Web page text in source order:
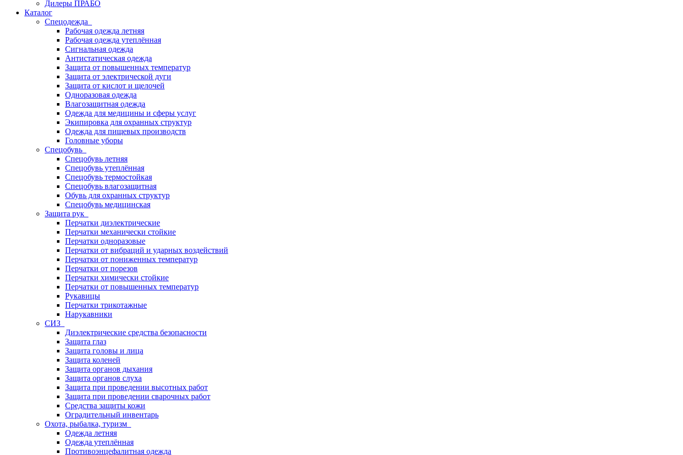
Дилеры ПРАБО
Каталог
Спецодежда
Рабочая одежда летняя
Рабочая одежда утеплённая
Сигнальная одежда
Антистатическая одежда
Защита от повышенных температур
Защита от электрической дуги
Защита от кислот и щелочей
Одноразовая одежда
Влагозащитная одежда
Одежда для медицины и сферы услуг
Экипировка для охранных структур
Одежда для пищевых производств
Головные уборы
Спецобувь
Спецобувь летняя
Спецобувь утеплённая
Спецобувь термостойкая
Спецобувь влагозащитная
Обувь для охранных структур
Спецобувь медицинская
Защита рук
Перчатки диэлектрические
Перчатки механически стойкие
Перчатки одноразовые
Перчатки от вибраций и ударных воздействий
Перчатки от пониженных температур
Перчатки от порезов
Перчатки химически стойкие
Перчатки от повышенных температур
Рукавицы
Перчатки трикотажные
Нарукавники
СИЗ
Диэлектрические средства безопасности
Защита глаз
Защита головы и лица
Защита коленей
Защита органов дыхания
Защита органов слуха
Защита при проведении высотных работ
Защита при проведении сварочных работ
Средства защиты кожи
Оградительный инвентарь
Охота, рыбалка, туризм
Одежда летняя
Одежда утеплённая
Противоэнцефалитная одежда